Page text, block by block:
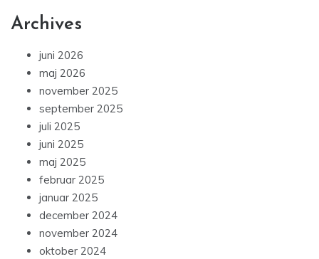
Archives
juni 2026
maj 2026
november 2025
september 2025
juli 2025
juni 2025
maj 2025
februar 2025
januar 2025
december 2024
november 2024
oktober 2024